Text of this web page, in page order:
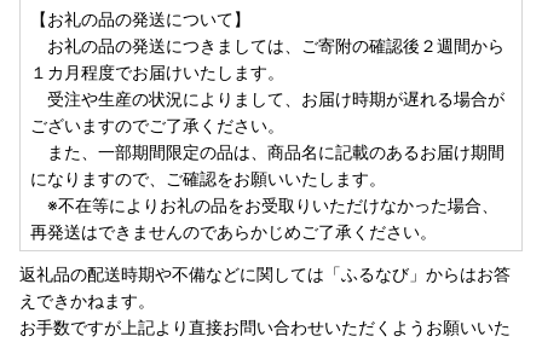
【お礼の品の発送について】
お礼の品の発送につきましては、ご寄附の確認後２週間から
１カ月程度でお届けいたします。
受注や生産の状況によりまして、お届け時期が遅れる場合が
ございますのでご了承ください。
また、一部期間限定の品は、商品名に記載のあるお届け期間
になりますので、ご確認をお願いいたします。
※不在等によりお礼の品をお受取りいただけなかった場合、
再発送はできませんのであらかじめご了承ください。
返礼品の配送時期や不備などに関しては「ふるなび」からはお答
えできかねます。
お手数ですが上記より直接お問い合わせいただくようお願いいた